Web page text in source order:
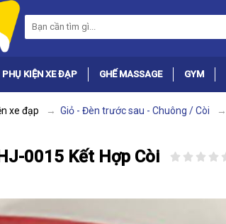
PHỤ KIỆN XE ĐẠP GHẾ MASSAGE GYM
xe đạp Giỏ - Đèn trước sau - Chuông / Còi
0015 Kết Hợp Còi